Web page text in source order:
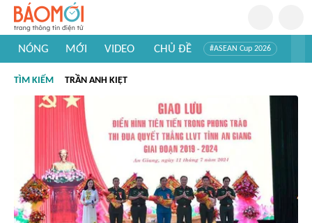
NÓNG MỚI VIDEO CHỦ ĐỀ #ASEAN Cup 2026
#Khám phá Việt Nam
#Khám phá thế giới
TÌM KIẾM TRẦN ANH KIỆT